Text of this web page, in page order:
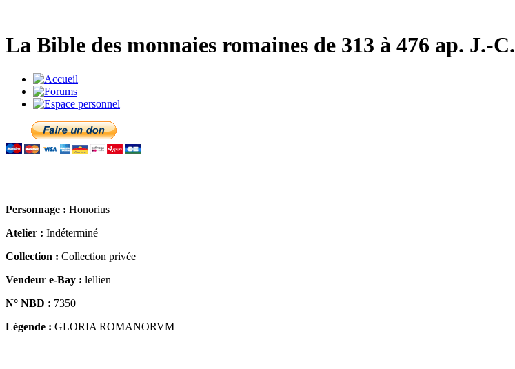
La Bible des monnaies romaines de 313 à 476 ap. J.-C.
Personnage : Honorius
Atelier : Indéterminé
Collection : Collection privée
Vendeur e-Bay : lellien
N° NBD : 7350
Légende : GLORIA ROMANORVM